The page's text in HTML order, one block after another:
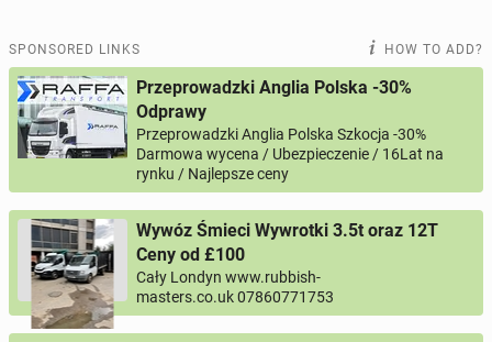
0 / 1000
Your name
Your email
SPONSORED LINKS HOW TO ADD?
Przeprowadzki Anglia Polska -30%
Odprawy
Przeprowadzki Anglia Polska Szkocja -30%
Darmowa wycena / Ubezpieczenie / 16Lat na
rynku / Najlepsze ceny
Wywóz Śmieci Wywrotki 3.5t oraz 12T
Ceny od £100
Cały Londyn www.rubbish-
masters.co.uk 07860771753